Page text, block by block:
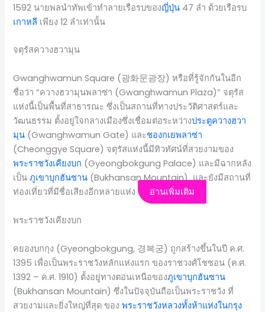
1592 นายพลนำทัพเข้าทำลายเรือรบของญี่ปุ่น 47 ลำ ด้วยเรือรบ
เกาหลี เพียง 12 ลำเท่านั้น
จตุรัสควางฮวามุน
Gwanghwamun Square (광화문광장) หรือที่รู้จักกันในอีก
ชื่อว่า “ควางฮวามุนพลาซ่า (Gwanghwamun Plaza)” จตุรัส
แห่งนี้เป็นพื้นที่สาธารณะ ซึ่งเป็นสถานที่ทางประวัติศาสตร์และ
วัฒนธรรม ตั้งอยู่ใจกลางเมืองซึ่งเชื่อมต่อระหว่างประตูควางฮวา
มุน (Gwanghwamun Gate) และชองกเยพลาซ่า
(Cheonggye Square) จตุรัสแห่งนี้มีทิวทัศน์ที่สวยงามของ
พระราชวังเคียงบก (Gyeongbokgung Palace) และมีฉากหลัง
เป็นภูเขาบุกฮันซาน (Bukhansan Mountain) และยังมีสถานที่
ท่องเที่ยวที่มีชื่อเสียงอีกหลายแห่ง
อ่านเพิ่มเติม
พระราชวังเคียงบก
คยองบกกุง (Gyeongbokgung, 경복궁) ถูกสร้างขึ้นในปี ค.ศ.
1395 เพื่อเป็นพระราชวังหลักแห่งแรก ของราชวงศ์โชซอน (ค.ศ.
1392 – ค.ศ. 1910) ตั้งอยู่ทางตอนเหนือของภูเขาบุกฮันซาน
(Bukhansan Mountain) ซึ่งในปัจจุบันถือเป็นพระราชวัง ที่
สวยงามและยิ่งใหญ่ที่สุด ของพระราชวังหลวงทั้งห้าแห่งในกรุง